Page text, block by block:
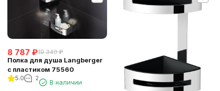
8 787 ₽19 340 ₽
Полка для душа Langberger
с пластиком 75560
5.0 2
В наличии